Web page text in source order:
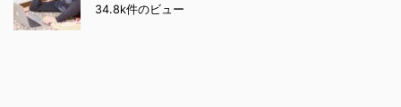
34.8k件のビュー